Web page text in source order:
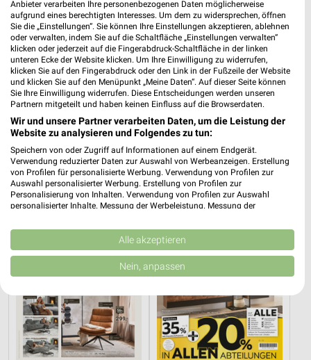
Mo-Mi Angebote ab 10.08. Angebote ab 10.08.
XXXLutz XXXLutz
Anbieter verarbeiten Ihre personenbezogenen Daten möglicherweise
aufgrund eines berechtigten Interesses. Um dem zu widersprechen, öffnen
Sie die „Einstellungen“. Sie können Ihre Einstellungen akzeptieren, ablehnen
oder verwalten, indem Sie auf die Schaltfläche „Einstellungen verwalten“
klicken oder jederzeit auf die Fingerabdruck-Schaltfläche in der linken
unteren Ecke der Website klicken. Um Ihre Einwilligung zu widerrufen,
klicken Sie auf den Fingerabdruck oder den Link in der Fußzeile der Website
und klicken Sie auf den Menüpunkt „Meine Daten“. Auf dieser Seite können
Sie Ihre Einwilligung widerrufen. Diese Entscheidungen werden unseren
Partnern mitgeteilt und haben keinen Einfluss auf die Browserdaten.
Wir und unsere Partner verarbeiten Daten, um die Leistung der
Website zu analysieren und Folgendes zu tun:
Speichern von oder Zugriff auf Informationen auf einem Endgerät.
Verwendung reduzierter Daten zur Auswahl von Werbeanzeigen. Erstellung
von Profilen für personalisierte Werbung. Verwendung von Profilen zur
Auswahl personalisierter Werbung. Erstellung von Profilen zur
Personalisierung von Inhalten. Verwendung von Profilen zur Auswahl
personalisierter Inhalte. Messung der Werbeleistung. Messung der
Kombinationen von Daten aus verschiedenen Quellen. Entwicklung und
Verbesserung der Angebote. Verwendung reduzierter Daten zur Auswahl
von Inhalten.
Daten können außerhalb der Europäischen Union weitergegeben und in die
USA gesendet werden.
Website/App.
Partnerliste anzeigen (1 IAB-Anbieter)
Wir nutzen Ihre Daten für folgende Zwecke:
IAB-Verarbeitungszwecke:
Alle akzeptieren
Nein, anpassen